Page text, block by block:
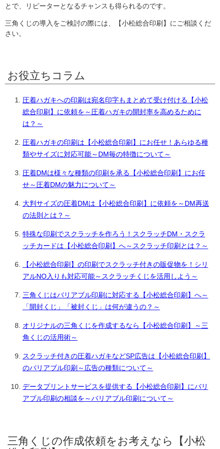
とで、リピーターとなるチャンスも得られるのです。
三角くじの導入をご検討の際には、【小松総合印刷】にご相談くだ
さい。
お役立ちコラム
圧着ハガキへの印刷は宛名印字もまとめて受け付ける【小松
総合印刷】に依頼を～圧着ハガキの開封率を高めるために
は？～
圧着ハガキの印刷は【小松総合印刷】にお任せ！あらゆる種
類やサイズに対応可能～DM毎の特徴について～
圧着DMは様々な種類の印刷を承る【小松総合印刷】にお任
せ～圧着DMの魅力について～
大判サイズの圧着DMは【小松総合印刷】に依頼を～DM再送
の法則とは？～
特殊な印刷でスクラッチを作ろう！スクラッチDM・スクラ
ッチカードは【小松総合印刷】へ～スクラッチ印刷とは？～
【小松総合印刷】の印刷でスクラッチ付きの販促物を！シリ
アルNO入りも対応可能～スクラッチくじを活用しよう～
三角くじはバリアブル印刷に対応する【小松総合印刷】へ～
「開封くじ」「被封くじ」は何が違うの？～
オリジナルの三角くじを作成するなら【小松総合印刷】～三
角くじの活用術～
スクラッチ付きの圧着ハガキなどSP広告は【小松総合印刷】
のバリアブル印刷～広告の種類について～
データプリントサービスを提供する【小松総合印刷】にバリ
アブル印刷の相談を～バリアブル印刷について～
三角くじの作成依頼をお考えなら【小松